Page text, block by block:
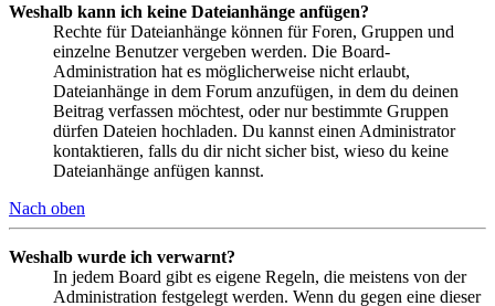
Weshalb kann ich keine Dateianhänge anfügen?
Rechte für Dateianhänge können für Foren, Gruppen und
einzelne Benutzer vergeben werden. Die Board-
Administration hat es möglicherweise nicht erlaubt,
Dateianhänge in dem Forum anzufügen, in dem du deinen
Beitrag verfassen möchtest, oder nur bestimmte Gruppen
dürfen Dateien hochladen. Du kannst einen Administrator
kontaktieren, falls du dir nicht sicher bist, wieso du keine
Dateianhänge anfügen kannst.
Nach oben
Weshalb wurde ich verwarnt?
In jedem Board gibt es eigene Regeln, die meistens von der
Administration festgelegt werden. Wenn du gegen eine dieser